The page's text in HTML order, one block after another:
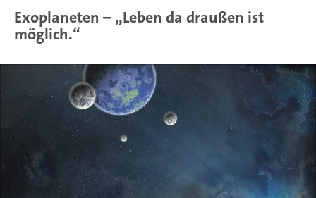
Exoplaneten – „Leben da draußen ist
möglich.“